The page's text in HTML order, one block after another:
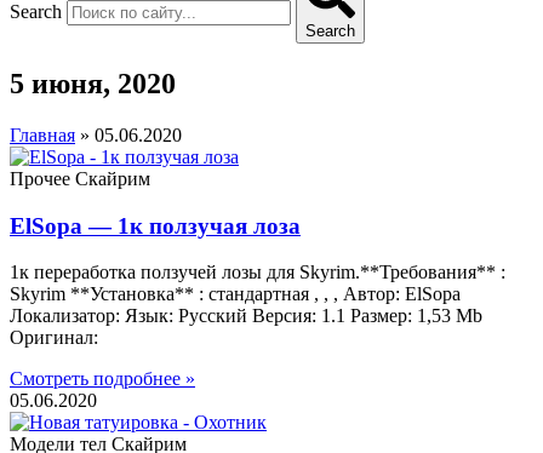
Search
Search
5 июня, 2020
Главная » 05.06.2020
Прочее Скайрим
ElSopa — 1к ползучая лоза
1к переработка ползучей лозы для Skyrim.**Требования** :
Skyrim **Установка** : стандартная , , , Автор: ElSopa
Локализатор: Язык: Русский Версия: 1.1 Размер: 1,53 Mb
Оригинал:
Смотреть подробнее »
05.06.2020
Модели тел Скайрим